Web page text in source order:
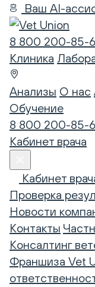
Ваш AI-
8 800 200-85-
Клиника
Анализы О нас
Обучение
8 800 200-85-
Кабинет врача
Кабинет
Проверка
Новости
Контакты
Консалтинг
Франшиза Vet